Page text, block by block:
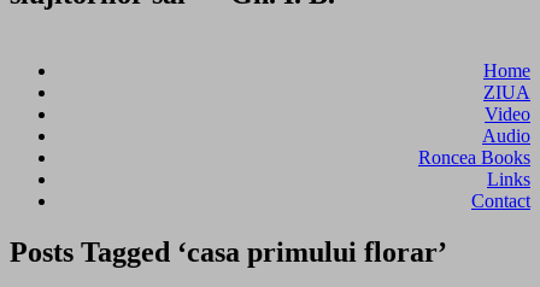
Home
ZIUA
Video
Audio
Roncea Books
Links
Contact
Posts Tagged ‘casa primului florar’